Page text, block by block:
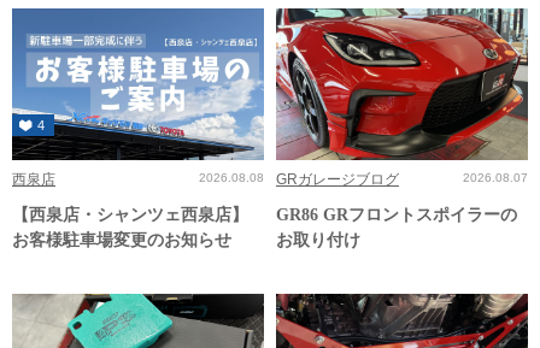
4
西泉店 2026.08.08
【西泉店・シャンツェ西泉店】
お客様駐車場変更のお知らせ
GRガレージブログ 2026.08.07
GR86 GRフロントスポイラーの
お取り付け